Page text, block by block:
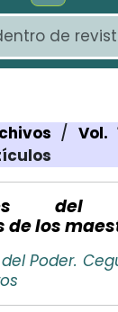
/ Vol.
del
de los
Poder.